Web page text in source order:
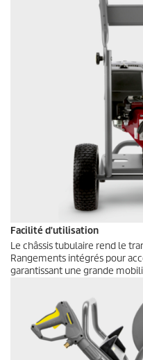
Facilité d'utilisation
Le châssis tubulaire rend le
Rangements intégrés pour
garantissant une grande